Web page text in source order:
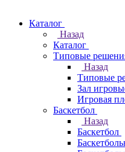
Каталог
Назад
Каталог
Типовые
Назад
Типовые
Зал
Игровая
Баскетбол
Назад
Баскетбол